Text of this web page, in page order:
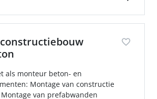
als monteur beton- en
Montage van constructie
van prefabwanden